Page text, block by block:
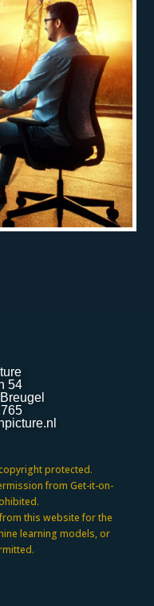
54
protected.
from Get-it-on-
this website for the
learning models, or